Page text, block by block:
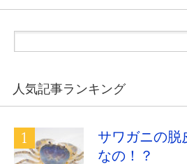
人気記事ランキング
サワガニの脱
なの！？